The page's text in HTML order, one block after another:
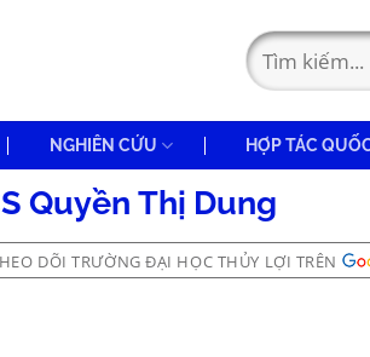
NGHIÊN CỨU HỢP TÁC
Quyền Thị Dung
DÕI TRƯỜNG ĐẠI HỌC THỦY LỢI TRÊN